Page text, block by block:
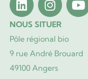
NOUS SITUER
Pôle régional bio
9 rue André Brouard
49100 Angers